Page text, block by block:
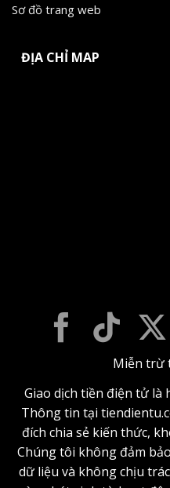
Sơ đồ trang web
ĐỊA CHỈ MAP
Miễn trừ
Giao dịch tiền điện tử là
Thông tin tại
đích chia sẻ kiến thức,
Chúng tôi không đảm
dữ liệu và không chịu